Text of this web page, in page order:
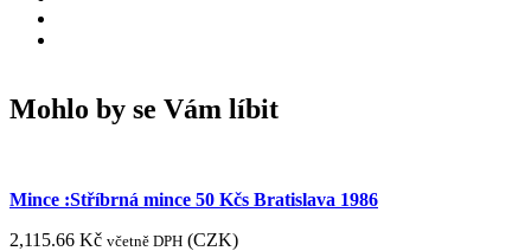
Mohlo by se Vám líbit
Mince :Stříbrná mince 50 Kčs Bratislava 1986
2,115.66 Kč včetně DPH (CZK)